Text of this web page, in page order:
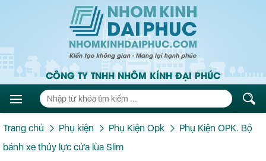
CÔNG TY TNHH NHÔM KÍNH ĐẠI PHÚC
Trang chủ Phụ kiện Phụ Kiện Opk
Phụ Kiện OPK. Bộ
bánh xe thủy lực cửa lùa Slim